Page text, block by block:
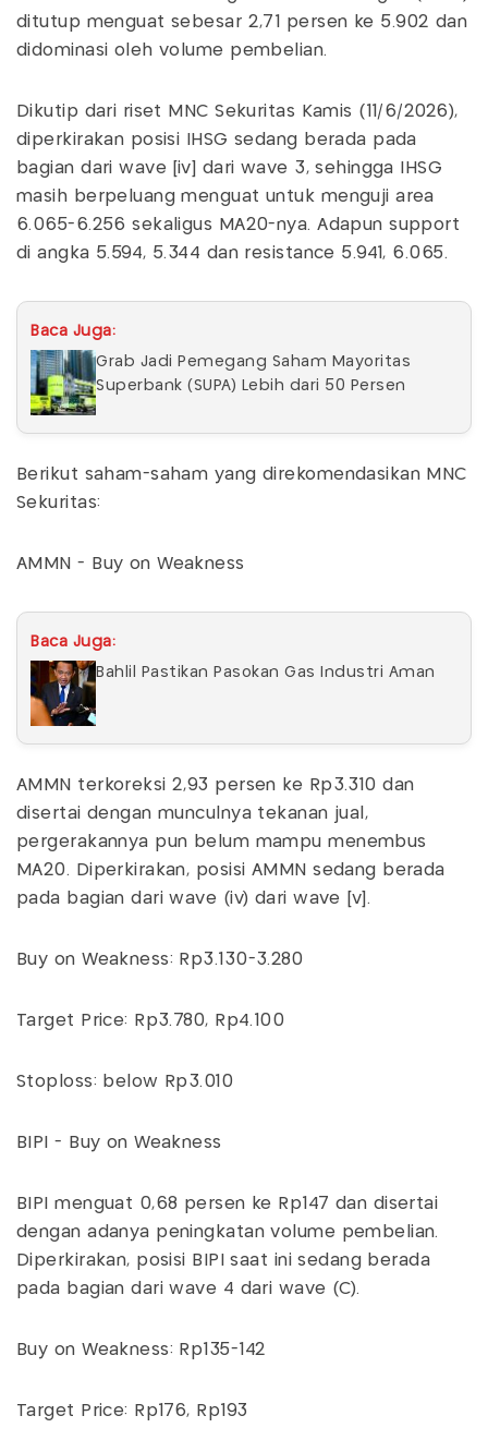
ditutup menguat sebesar 2,71 persen ke 5.902 dan
didominasi oleh volume pembelian.
Dikutip dari riset MNC Sekuritas Kamis (11/6/2026),
diperkirakan posisi IHSG sedang berada pada
bagian dari wave [iv] dari wave 3, sehingga IHSG
masih berpeluang menguat untuk menguji area
6.065-6.256 sekaligus MA20-nya. Adapun support
di angka 5.594, 5.344 dan resistance 5.941, 6.065.
Baca Juga:
Grab Jadi Pemegang Saham Mayoritas
Superbank (SUPA) Lebih dari 50 Persen
Berikut saham-saham yang direkomendasikan MNC
Sekuritas:
AMMN - Buy on Weakness
Baca Juga:
Bahlil Pastikan Pasokan Gas Industri Aman
AMMN terkoreksi 2,93 persen ke Rp3.310 dan
disertai dengan munculnya tekanan jual,
pergerakannya pun belum mampu menembus
MA20. Diperkirakan, posisi AMMN sedang berada
pada bagian dari wave (iv) dari wave [v].
Buy on Weakness: Rp3.130-3.280
Target Price: Rp3.780, Rp4.100
Stoploss: below Rp3.010
BIPI - Buy on Weakness
BIPI menguat 0,68 persen ke Rp147 dan disertai
dengan adanya peningkatan volume pembelian.
Diperkirakan, posisi BIPI saat ini sedang berada
pada bagian dari wave 4 dari wave (C).
Buy on Weakness: Rp135-142
Target Price: Rp176, Rp193